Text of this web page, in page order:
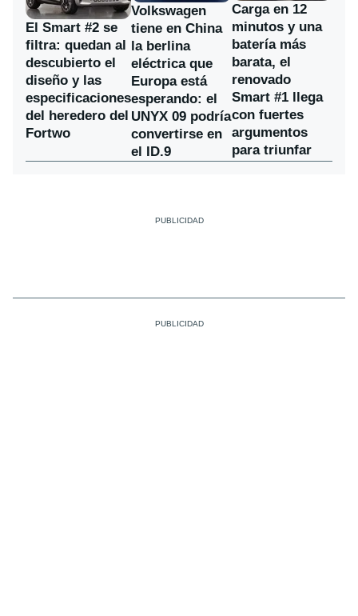
El Smart #2 se
filtra: quedan al
descubierto el
diseño y las
especificaciones
del heredero del
Fortwo
Volkswagen
tiene en China
la berlina
eléctrica que
Europa está
esperando: el
UNYX 09 podría
convertirse en
el ID.9
Carga en 12
minutos y una
batería más
barata, el
renovado
Smart #1 llega
con fuertes
argumentos
para triunfar